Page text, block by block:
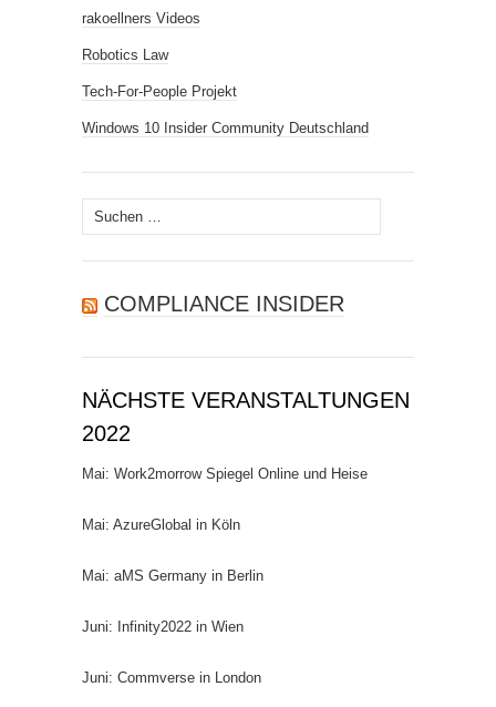
rakoellners Videos
Robotics Law
Tech-For-People Projekt
Windows 10 Insider Community Deutschland
Suchen
nach:
COMPLIANCE INSIDER
NÄCHSTE VERANSTALTUNGEN
2022
Mai: Work2morrow Spiegel Online und Heise
Mai: AzureGlobal in Köln
Mai: aMS Germany in Berlin
Juni: Infinity2022 in Wien
Juni: Commverse in London